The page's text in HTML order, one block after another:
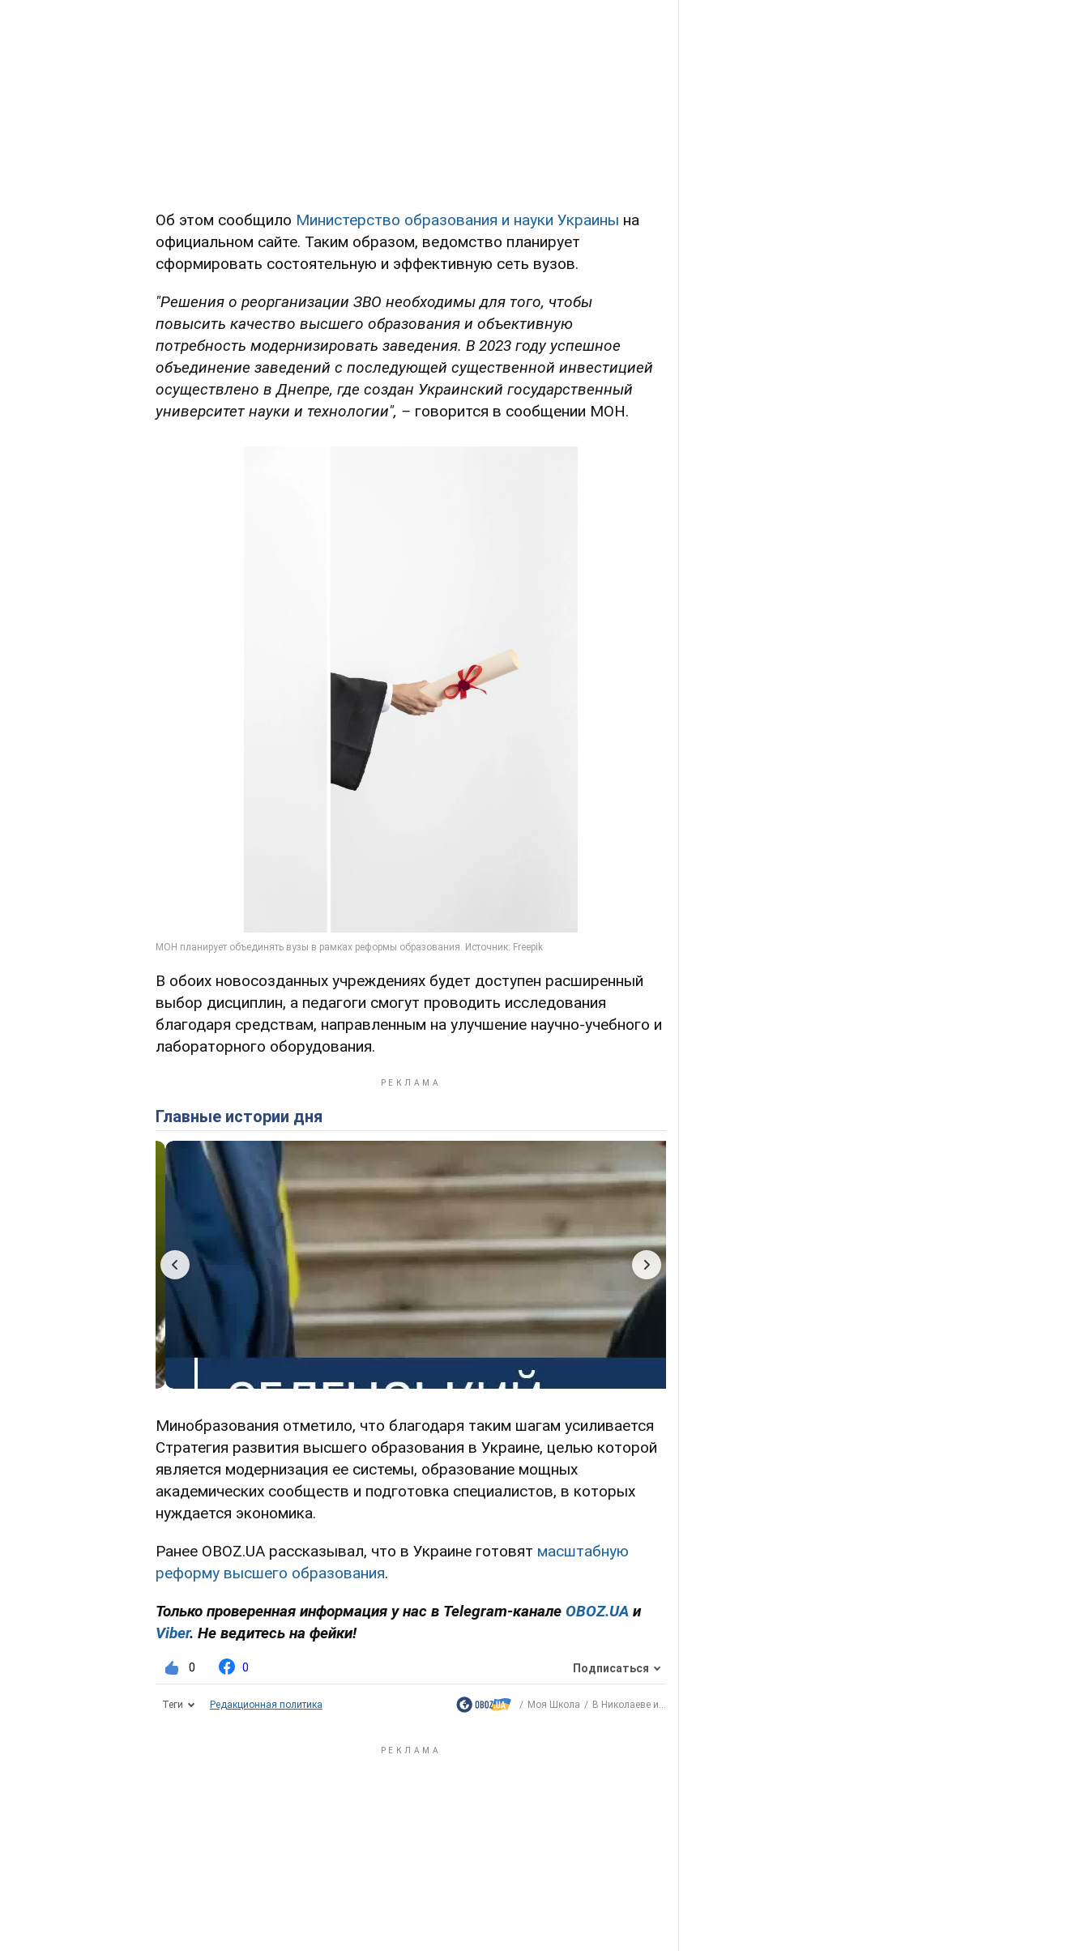
Об этом сообщило Министерство образования и науки Украины на
официальном сайте. Таким образом, ведомство планирует
сформировать состоятельную и эффективную сеть вузов.
"Решения о реорганизации ЗВО необходимы для того, чтобы
повысить качество высшего образования и объективную
потребность модернизировать заведения. В 2023 году успешное
объединение заведений с последующей существенной инвестицией
осуществлено в Днепре, где создан Украинский государственный
университет науки и технологии", – говорится в сообщении МОН.
В обоих новосозданных учреждениях будет доступен расширенный
выбор дисциплин, а педагоги смогут проводить исследования
благодаря средствам, направленным на улучшение научно-учебного и
лабораторного оборудования.
Главные истории дня
Минобразования отметило, что благодаря таким шагам усиливается
Стратегия развития высшего образования в Украине, целью которой
является модернизация ее системы, образование мощных
академических сообществ и подготовка специалистов, в которых
нуждается экономика.
Ранее OBOZ.UA рассказывал, что в Украине готовят масштабную
реформу высшего образования.
Только проверенная информация у нас в Telegram-канале OBOZ.UA и
Viber. Не ведитесь на фейки!
0 0 Подписаться
Теги Редакционная политика Моя Школа В Николаеве и...